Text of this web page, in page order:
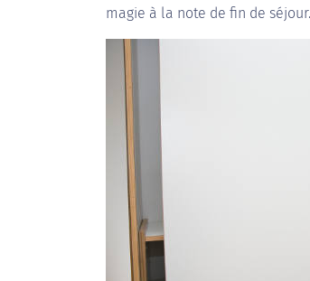
magie à la note de fin de séjour.